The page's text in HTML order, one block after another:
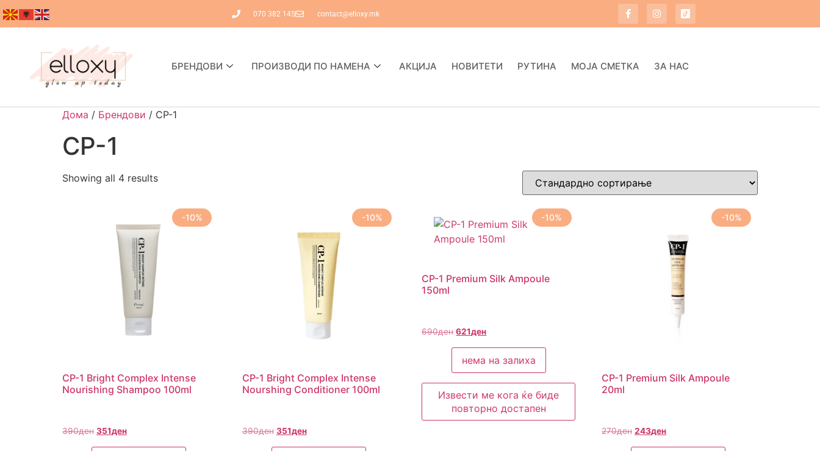
070 382 145 contact@elloxy.mk
БРЕНДОВИ ПРОИЗВОДИ ПО НАМЕНА АКЦИЈА НОВИТЕТИ РУТИНА МОЈА СМЕТКА ЗА НАС
Дома / Брендови / CP-1
CP-1
Showing all 4 results
-10%
CP-1 Bright Complex Intense
Nourishing Shampoo 100ml
390ден 351ден
-10%
CP-1 Bright Complex Intense
Nourshing Conditioner 100ml
390ден 351ден
-10%
CP-1 Premium Silk Ampoule
150ml
690ден 621ден
нема на залиха
Извести ме кога ќе биде
повторно достапен
-10%
CP-1 Premium Silk Ampoule
20ml
270ден 243ден